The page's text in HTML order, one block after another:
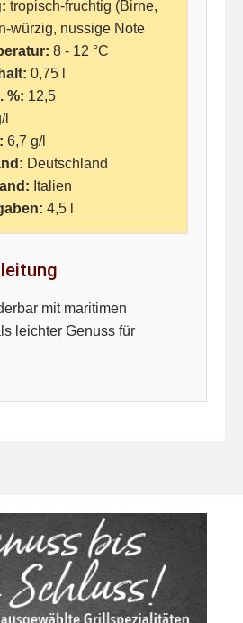
tropisch-fruchtig (Birne,
würzig, nussige Note
8 - 12 °C
0,75 l
%: 12,5
l
6,7 g/l
Deutschland
Italien
4,5 l
mit maritimen
leichter Genuss für